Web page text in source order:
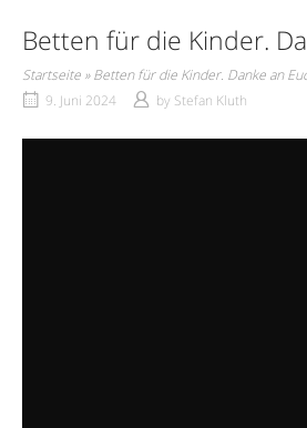
Betten für die Kinder.
Startseite »Betten für die Kinder. Danke an
9. Juni 2024
by Stefan Kluth